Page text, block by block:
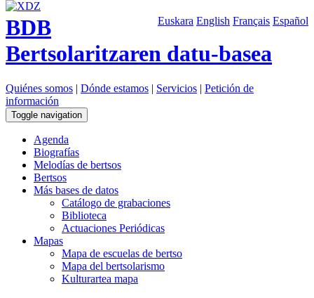
Euskara English Français Español
BDB
Bertsolaritzaren datu-basea
Quiénes somos | Dónde estamos | Servicios | Petición de
información
Toggle navigation
Agenda
Biografías
Melodías de bertsos
Bertsos
Más bases de datos
Catálogo de grabaciones
Biblioteca
Actuaciones Periódicas
Mapas
Mapa de escuelas de bertso
Mapa del bertsolarismo
Kulturartea mapa